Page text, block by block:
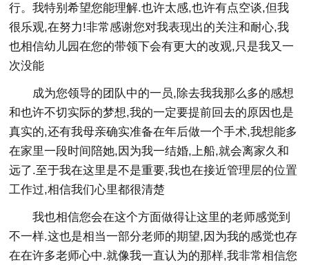
行。我特别希望您能理解.也许太感,也许有点空谈,但我
很乐观,在努力!非常感谢您对我表现出的关注和耐心,我
也相信幼儿园在您的带领下会有更大的改观,只是我又一
次没能
成为您领导的团队中的一员,除去我我那么多的感想
和也许不切实际的梦想,我的一定要提前回去的原因也是
真实的,还有我母亲确实准备在年后做一个手术,我想能多
在家里一段时间陪她,因为我一结婚,上船,就会离家久和
远了.至于我在这里是不是重要,我也在接近管理层的位置
工作过,相信我们心里都很清楚
我也相信您会在这个方面做得让这里的老师感觉到
不一样.这也是相当一部分老师的期望,因为我的感觉也存
在在许多老师心中.就像我一直认为的那样,我非常相信您